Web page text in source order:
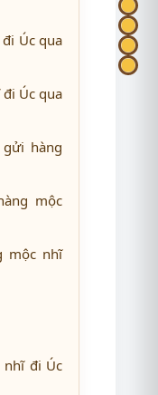
Úc qua
Úc qua
hàng
mộc
mộc nhĩ
nhĩ đi Úc